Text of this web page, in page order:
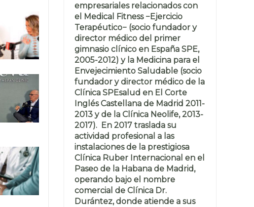
empresariales relacionados con
el Medical Fitness −Ejercicio
Terapéutico− (socio fundador y
director médico del primer
gimnasio clínico en España SPE,
2005-2012) y la Medicina para el
Envejecimiento Saludable (socio
fundador y director médico de la
Clínica SPEsalud en El Corte
Inglés Castellana de Madrid 2011-
2013 y de la Clínica Neolife, 2013-
2017). En 2017 traslada su
actividad profesional a las
instalaciones de la prestigiosa
Clínica Ruber Internacional en el
Paseo de la Habana de Madrid,
operando bajo el nombre
comercial de Clínica Dr.
Durántez, donde atiende a sus